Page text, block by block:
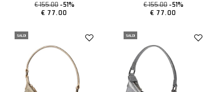
€ 155.00 -51%
€ 77.00
€ 155.00 -51%
€ 77.00
SALDI SALDI